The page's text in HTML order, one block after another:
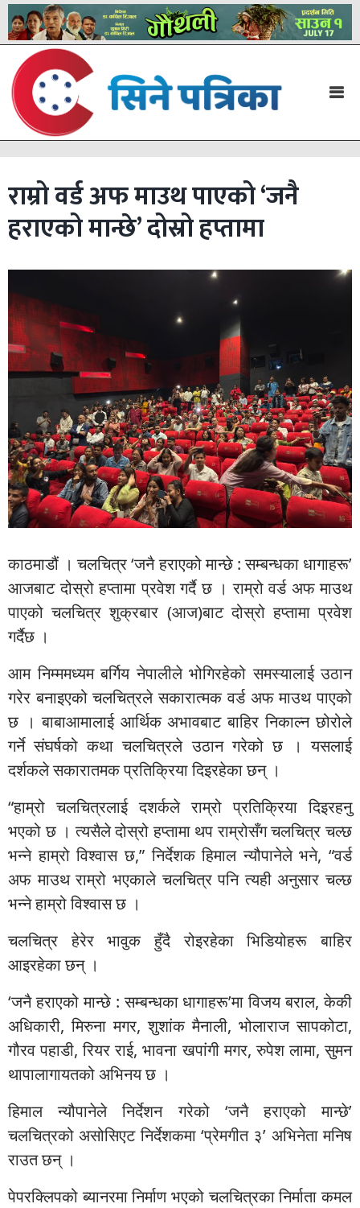
राम्रो वर्ड अफ माउथ पाएको ‘जनै
हराएको मान्छे’ दोस्रो हप्तामा
काठमाडौं । चलचित्र ‘जनै हराएको मान्छे : सम्बन्धका धागाहरू’
आजबाट दोस्रो हप्तामा प्रवेश गर्दै छ । राम्रो वर्ड अफ माउथ
पाएको चलचित्र शुक्रबार (आज)बाट दोस्रो हप्तामा प्रवेश
गर्दैछ ।
आम निम्ममध्यम बर्गिय नेपालीले भोगिरहेको समस्यालाई उठान
गरेर बनाइएको चलचित्रले सकारात्मक वर्ड अफ माउथ पाएको
छ । बाबाआमालाई आर्थिक अभावबाट बाहिर निकाल्न छोरोले
गर्ने संघर्षको कथा चलचित्रले उठान गरेको छ । यसलाई
दर्शकले सकारातमक प्रतिक्रिया दिइरहेका छन् ।
“हाम्रो चलचित्रलाई दशर्कले राम्रो प्रतिक्रिया दिइरहनु
भएको छ । त्यसैले दोस्रो हप्तामा थप राम्रोसँग चलचित्र चल्छ
भन्ने हाम्रो विश्वास छ,” निर्देशक हिमाल न्यौपानेले भने, “वर्ड
अफ माउथ राम्रो भएकाले चलचित्र पनि त्यही अनुसार चल्छ
भन्ने हाम्रो विश्वास छ ।
चलचित्र हेरेर भावुक हुँदै रोइरहेका भिडियोहरू बाहिर
आइरहेका छन् ।
‘जनै हराएको मान्छे : सम्बन्धका धागाहरू’मा विजय बराल, केकी
अधिकारी, मिरुना मगर, शुशांक मैनाली, भोलाराज सापकोटा,
गौरव पहाडी, रियर राई, भावना खपांगी मगर, रुपेश लामा, सुमन
थापालागायतको अभिनय छ ।
हिमाल न्यौपानेले निर्देशन गरेको ‘जनै हराएको मान्छे’
चलचित्रको असोसिएट निर्देशकमा ‘प्रेमगीत ३’ अभिनेता मनिष
राउत छन् ।
पेपरक्लिपको ब्यानरमा निर्माण भएको चलचित्रका निर्माता कमल